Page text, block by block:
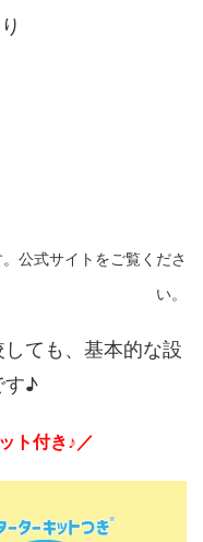
公式サイトをご覧くださ
い。
ても、基本的な設
す♪
ト付き♪／